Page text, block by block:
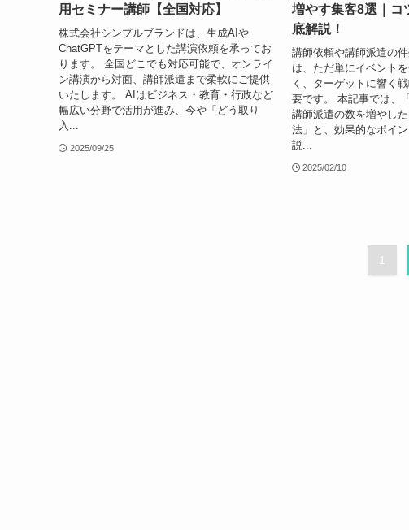
用セミナー講師【全国対応】
株式会社シンプルブランドは、生成AIや
ChatGPTをテーマとした講演依頼を承ってお
ります。 全国どこでも対応可能で、オンライ
ン講演から対面、講師派遣まで柔軟にご提供
いたします。 AIはビジネス・教育・行政など
幅広い分野で活用が進み、今や「どう取り
入...
2025/09/25
増やす集客8選｜コ
底解説！
講師依頼や講師派遣の
は、ただ単にイベント
く、ターゲットに響く
要です。 本記事では、
講師派遣の数を増やし
法」と、効果的なポイ
説...
2025/02/10
1